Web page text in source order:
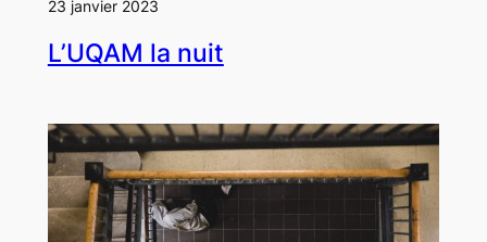
23 janvier 2023
L’UQAM la nuit